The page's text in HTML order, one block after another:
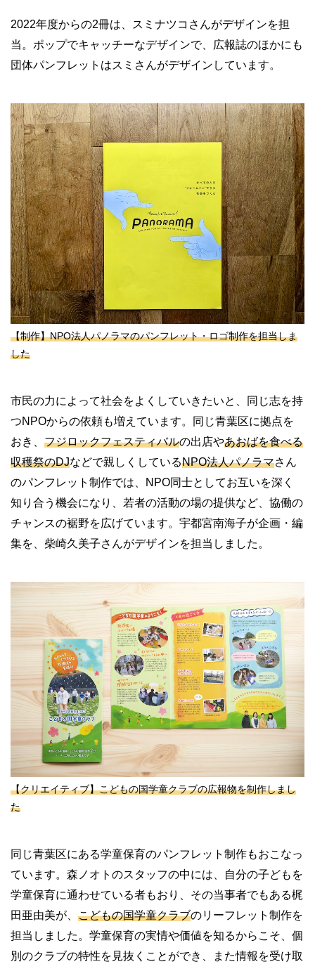
2022年度からの2冊は、スミナツコさんがデザインを担
当。ポップでキャッチーなデザインで、広報誌のほかにも
団体パンフレットはスミさんがデザインしています。
【制作】NPO法人パノラマのパンフレット・ロゴ制作を担当しま
した
市民の力によって社会をよくしていきたいと、同じ志を持
つNPOからの依頼も増えています。同じ青葉区に拠点を
おき、 フジロックフェスティバルの出店やあおばを食べる
収穫祭のDJなどで親しくしているNPO法人パノラマさん
のパンフレット制作では、NPO同士としてお互いを深く
知り合う機会になり、若者の活動の場の提供など、協働の
チャンスの裾野を広げています。宇都宮南海子が企画・編
集を、柴崎久美子さんがデザインを担当しました。
【クリエイティブ】こどもの国学童クラブの広報物を制作しまし
た
同じ青葉区にある学童保育のパンフレット制作もおこなっ
ています。森ノオトのスタッフの中には、自分の子どもを
学童保育に通わせている者もおり、その当事者でもある梶
田亜由美が、 こどもの国学童クラブのリーフレット制作を
担当しました。学童保育の実情や価値を知るからこそ、個
別のクラブの特性を見抜くことができ、また情報を受け取